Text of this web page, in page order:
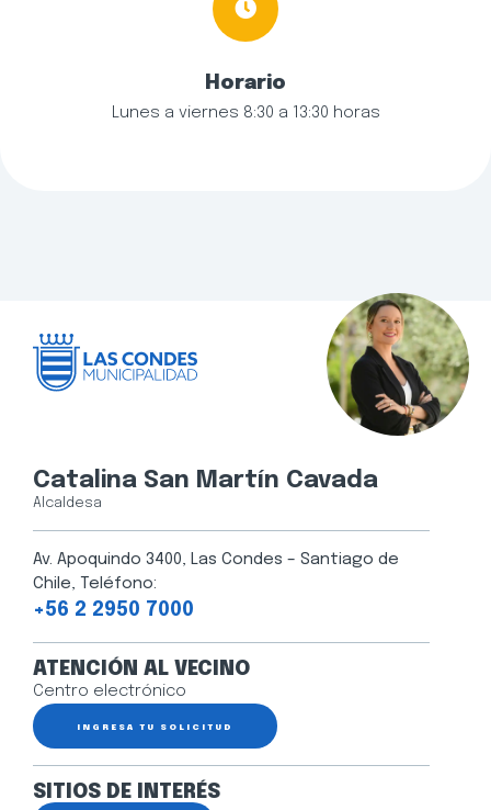
Horario
Lunes a viernes 8:30 a 13:30 horas
Catalina San Martín Cavada
Alcaldesa
Av. Apoquindo 3400, Las Condes – Santiago de
Chile, Teléfono:
+56 2 2950 7000
ATENCIÓN AL VECINO
Centro electrónico
INGRESA TU SOLICITUD
SITIOS DE INTERÉS